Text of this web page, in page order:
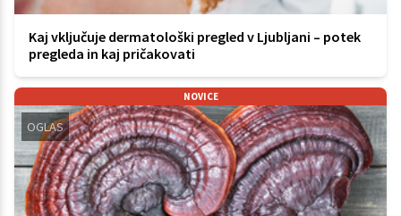
Kaj vključuje dermatološki pregled v Ljubljani – potek
pregleda in kaj pričakovati
NOVICE
OGLAS